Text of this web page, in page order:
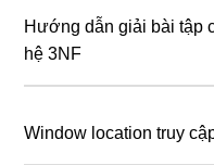
Hướng dẫn giải bài tập
hệ 3NF
Window location truy